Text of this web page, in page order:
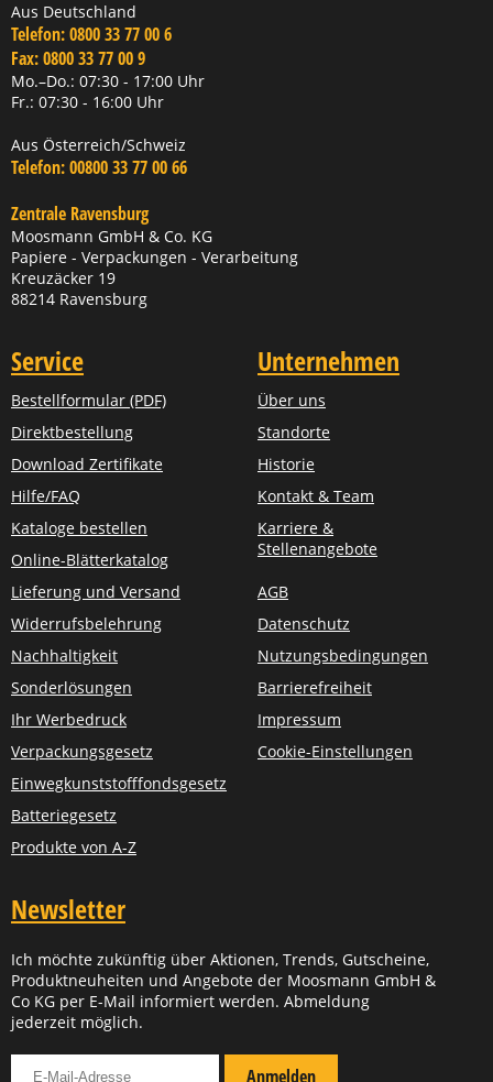
Aus Deutschland
Telefon:0800 33 77 00 6
Fax:0800 33 77 00 9
Mo.–Do.: 07:30 - 17:00 Uhr
Fr.: 07:30 - 16:00 Uhr
Aus Österreich/Schweiz
Telefon:00800 33 77 00 66
Zentrale Ravensburg
Moosmann GmbH & Co. KG
Papiere - Verpackungen - Verarbeitung
Kreuzäcker 19
88214 Ravensburg
Service
Bestellformular (PDF)
Direktbestellung
Download Zertifikate
Hilfe/FAQ
Kataloge bestellen
Online-Blätterkatalog
Lieferung und Versand
Widerrufsbelehrung
Nachhaltigkeit
Sonderlösungen
Ihr Werbedruck
Verpackungsgesetz
Einwegkunststofffondsgesetz
Batteriegesetz
Produkte von A-Z
Unternehmen
Über uns
Standorte
Historie
Kontakt & Team
Karriere &
Stellenangebote
AGB
Datenschutz
Nutzungsbedingungen
Barrierefreiheit
Impressum
Cookie-Einstellungen
Newsletter
Ich möchte zukünftig über Aktionen, Trends, Gutscheine,
Produktneuheiten und Angebote der Moosmann GmbH &
Co KG per E-Mail informiert werden. Abmeldung
jederzeit möglich.
Anmelden